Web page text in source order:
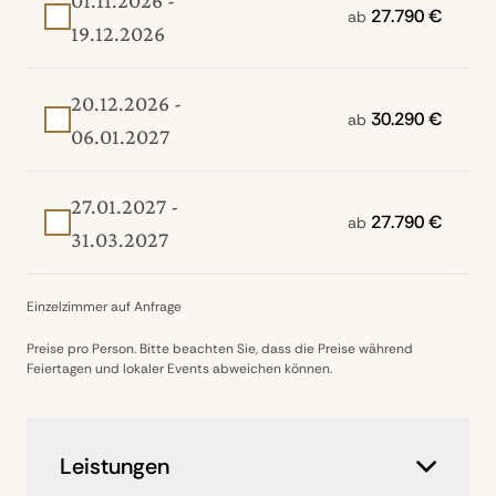
spirituelle Bedeutung dieses besonderen
19.12.2026
ab 27.790 €
20.12.2026 -
06.01.2027
ab 30.290 €
27.01.2027 -
31.03.2027
ab 27.790 €
Einzelzimmer auf Anfrage
Preise pro Person. Bitte beachten Sie, dass die Preise während
Feiertagen und lokaler Events abweichen können.
Leistungen